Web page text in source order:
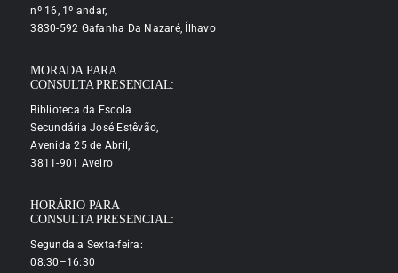
nº 16, 1º andar,
3830-592 Gafanha Da Nazaré, Ílhavo
MORADA PARA
CONSULTA PRESENCIAL:
Biblioteca da Escola
Secundária José Estêvão,
Avenida 25 de Abril,
3811-901 Aveiro
HORÁRIO PARA
CONSULTA PRESENCIAL:
Segunda a Sexta-feira:
08:30–16:30